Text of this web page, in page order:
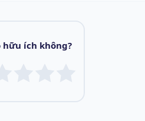
hữu ích không?